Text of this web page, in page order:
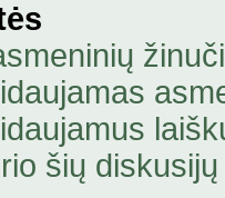
šių